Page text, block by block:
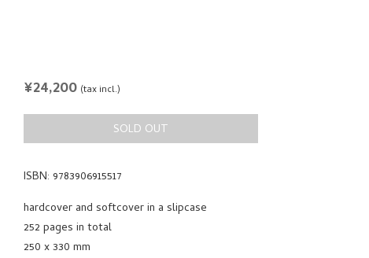
REGULAR
¥24,200 (tax incl.)
SOLD OUT
ISBN: 9783906915517
hardcover and softcover in a slipcase
252 pages in total
250 x 330 mm